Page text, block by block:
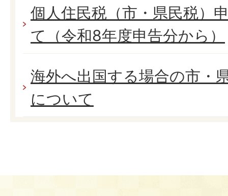
個人住民税（市・県民税）
て（令和8年度申告分から）
海外へ出国する場合の市・
について